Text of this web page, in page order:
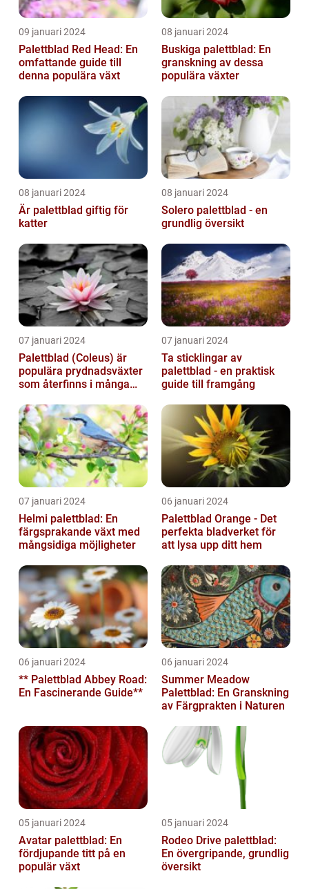
09 januari 2024
Palettblad Red Head: En
omfattande guide till
denna populära växt
08 januari 2024
Buskiga palettblad: En
granskning av dessa
populära växter
08 januari 2024
Är palettblad giftig för
katter
08 januari 2024
Solero palettblad - en
grundlig översikt
07 januari 2024
Palettblad (Coleus) är
populära prydnadsväxter
som återfinns i många
trädgårdar...
07 januari 2024
Ta sticklingar av
palettblad - en praktisk
guide till framgång
07 januari 2024
Helmi palettblad: En
färgsprakande växt med
mångsidiga möjligheter
06 januari 2024
Palettblad Orange - Det
perfekta bladverket för
att lysa upp ditt hem
06 januari 2024
** Palettblad Abbey Road:
En Fascinerande Guide**
06 januari 2024
Summer Meadow
Palettblad: En Granskning
av Färgprakten i Naturen
05 januari 2024
Avatar palettblad: En
fördjupande titt på en
populär växt
05 januari 2024
Rodeo Drive palettblad:
En övergripande, grundlig
översikt